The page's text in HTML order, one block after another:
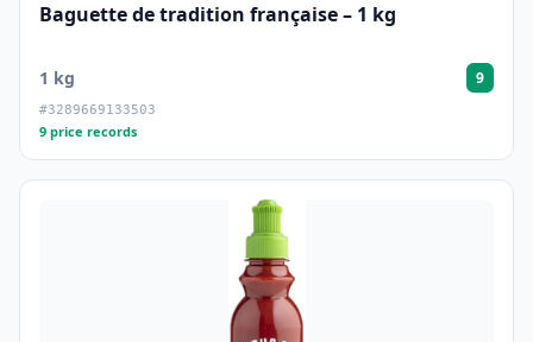
Baguette de tradition française – 1 kg
1 kg 9
#3289669133503
9 price records